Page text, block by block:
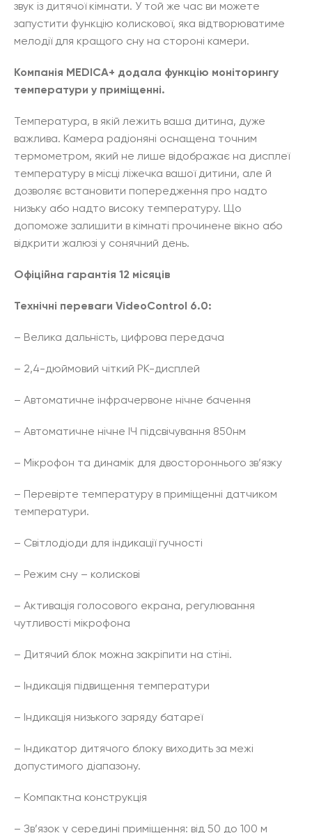
звук із дитячої кімнати. У той же час ви можете
запустити функцію колискової, яка відтворюватиме
мелодії для кращого сну на стороні камери.
Компанія MEDICA+ додала функцію моніторингу
температури у приміщенні.
Температура, в якій лежить ваша дитина, дуже
важлива. Камера радіоняні оснащена точним
термометром, який не лише відображає на дисплеї
температуру в місці ліжечка вашої дитини, але й
дозволяє встановити попередження про надто
низьку або надто високу температуру. Що
допоможе залишити в кімнаті прочинене вікно або
відкрити жалюзі у сонячний день.
Офіційна гарантія 12 місяців
Технічні переваги VideoControl 6.0:
– Велика дальність, цифрова передача
– 2,4-дюймовий чіткий РК-дисплей
– Автоматичне інфрачервоне нічне бачення
– Автоматичне нічне ІЧ підсвічування 850нм
– Мікрофон та динамік для двостороннього зв’язку
– Перевірте температуру в приміщенні датчиком
температури.
– Світлодіоди для індикації гучності
– Режим сну – колискові
– Активація голосового екрана, регулювання
чутливості мікрофона
– Дитячий блок можна закріпити на стіні.
– Індикація підвищення температури
– Індикація низького заряду батареї
– Індикатор дитячого блоку виходить за межі
допустимого діапазону.
– Компактна конструкція
– Зв’язок у середині приміщення: від 50 до 100 м